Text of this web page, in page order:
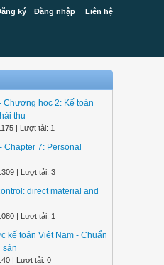
ký Đăng nhập Liên hệ
Chương học 2: Kế toán
thu
| Lượt tải: 1
Chapter 7: Personal
| Lượt tải: 3
direct material and
| Lượt tải: 1
kế toán Việt Nam - Chuẩn
sản
| Lượt tải: 0